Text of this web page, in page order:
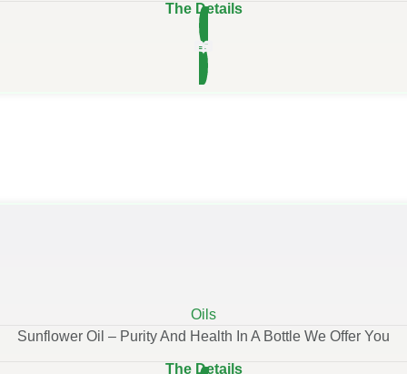
The Details
Oils
Sunflower Oil – Purity And Health In A Bottle We Offer You
The Details